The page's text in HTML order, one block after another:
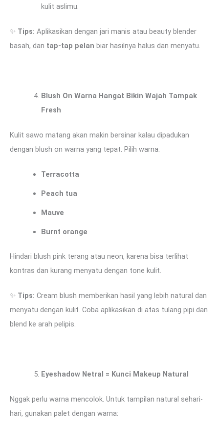
kulit aslimu.
✨ Tips: Aplikasikan dengan jari manis atau beauty blender
basah, dan tap-tap pelan biar hasilnya halus dan menyatu.
Blush On Warna Hangat Bikin Wajah Tampak
Fresh
Kulit sawo matang akan makin bersinar kalau dipadukan
dengan blush on warna yang tepat. Pilih warna:
Terracotta
Peach tua
Mauve
Burnt orange
Hindari blush pink terang atau neon, karena bisa terlihat
kontras dan kurang menyatu dengan tone kulit.
✨ Tips: Cream blush memberikan hasil yang lebih natural dan
menyatu dengan kulit. Coba aplikasikan di atas tulang pipi dan
blend ke arah pelipis.
Eyeshadow Netral = Kunci Makeup Natural
Nggak perlu warna mencolok. Untuk tampilan natural sehari-
hari, gunakan palet dengan warna: